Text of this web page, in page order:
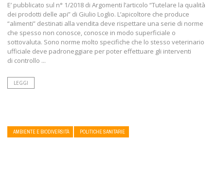
E’ pubblicato sul n° 1/2018 di Argomenti l’articolo “Tutelare la qualità
dei prodotti delle api” di Giulio Loglio. L’apicoltore che produce
“alimenti” destinati alla vendita deve rispettare una serie di norme
che spesso non conosce, conosce in modo superficiale o
sottovaluta. Sono norme molto specifiche che lo stesso veterinario
ufficiale deve padroneggiare per poter effettuare gli interventi
di controllo ...
LEGGI
AMBIENTE E BIODIVERSITÀ POLITICHE SANITARIE